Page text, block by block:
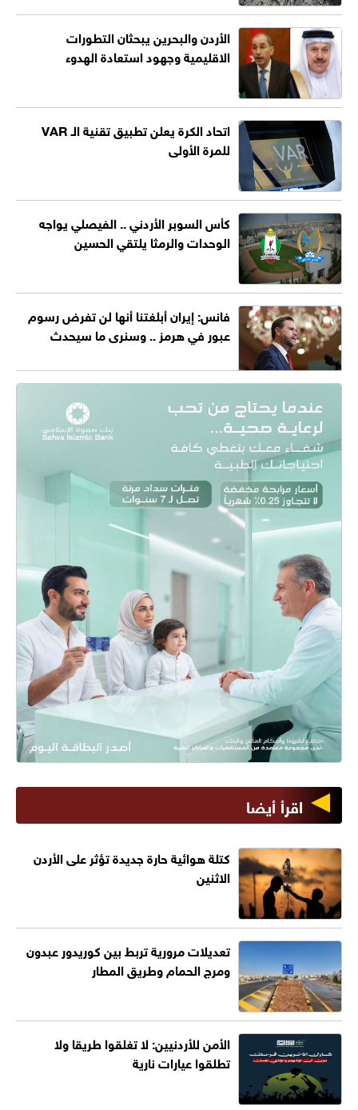
الأردن والبحرين يبحثان التطورات
الاقليمية وجهود استعادة الهدوء
اتحاد الكرة يعلن تطبيق تقنية الـ VAR
للمرة الأولى
كأس السوبر الأردني .. الفيصلي يواجه
الوحدات والرمثا يلتقي الحسين
فانس: إيران أبلغتنا أنها لن تفرض رسوم
عبور في هرمز .. وسنرى ما سيحدث
اقرأ أيضا
كتلة هوائية حارة جديدة تؤثر على الأردن
الاثنين
تعديلات مرورية تربط بين كوريدور عبدون
ومرج الحمام وطريق المطار
الأمن للأردنيين: لا تغلقوا طريقا ولا
تطلقوا عيارات نارية